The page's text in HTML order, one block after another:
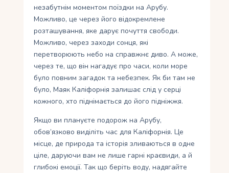
незабутнім моментом поїздки на Арубу.
Можливо, це через його відокремлене
розташування, яке дарує почуття свободи.
Можливо, через заходи сонця, які
перетворюють небо на справжнє диво. А може,
через те, що він нагадує про часи, коли море
було повним загадок та небезпек. Як би там не
було, Маяк Каліфорнія залишає слід у серці
кожного, хто піднімається до його підніжжя.
Якщо ви плануєте подорож на Арубу,
обов’язково виділіть час для Каліфорнія. Це
місце, де природа та історія зливаються в одне
ціле, даруючи вам не лише гарні краєвиди, а й
глибокі емоції. Так що беріть воду, надягайте